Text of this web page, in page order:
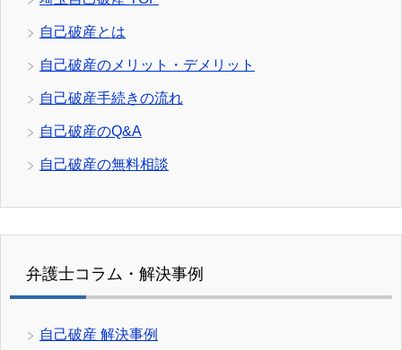
自己破産とは
自己破産のメリット・デメリット
自己破産手続きの流れ
自己破産のQ&A
自己破産の無料相談
弁護士コラム・解決事例
自己破産 解決事例